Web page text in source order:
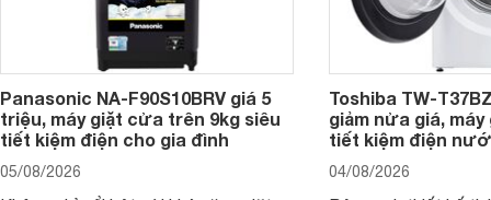
Panasonic NA-F90S10BRV giá 5
triệu, máy giặt cửa trên 9kg siêu
tiết kiệm điện cho gia đình
05/08/2026
Toshiba TW-
giảm nửa giá,
tiết kiệm điện
04/08/2026